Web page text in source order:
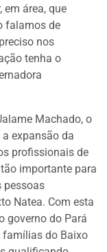
em área, que
falamos de
nos
tenha o
Machado, o
expansão da
profissionais de
importante para
pessoas
Natea. Com esta
governo do Pará
famílias do Baixo